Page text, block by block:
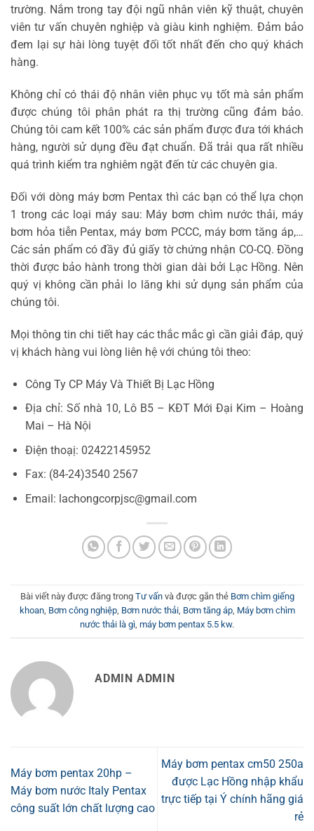
trường. Nắm trong tay đội ngũ nhân viên kỹ thuật, chuyên
viên tư vấn chuyên nghiệp và giàu kinh nghiệm. Đảm bảo
đem lại sự hài lòng tuyệt đối tốt nhất đến cho quý khách
hàng.
Không chỉ có thái độ nhân viên phục vụ tốt mà sản phẩm
được chúng tôi phân phát ra thị trường cũng đảm bảo.
Chúng tôi cam kết 100% các sản phẩm được đưa tới khách
hàng, người sử dụng đều đạt chuẩn. Đã trải qua rất nhiều
quá trình kiểm tra nghiêm ngặt đến từ các chuyên gia.
Đối với dòng máy bơm Pentax thì các bạn có thể lựa chọn
1 trong các loại máy sau: Máy bơm chìm nước thải, máy
bơm hỏa tiễn Pentax, máy bơm PCCC, máy bơm tăng áp,…
Các sản phẩm có đầy đủ giấy tờ chứng nhận CO-CQ. Đồng
thời được bảo hành trong thời gian dài bởi Lạc Hồng. Nên
quý vị không cần phải lo lăng khi sử dụng sản phẩm của
chúng tôi.
Mọi thông tin chi tiết hay các thắc mắc gì cần giải đáp, quý
vị khách hàng vui lòng liên hệ với chúng tôi theo:
Công Ty CP Máy Và Thiết Bị Lạc Hồng
Địa chỉ: Số nhà 10, Lô B5 – KĐT Mới Đại Kim – Hoàng
Mai – Hà Nội
Điện thoạị: 02422145952
Fax: (84-24)3540 2567
Email: lachongcorpjsc@gmail.com
Bài viết này được đăng trong Tư vấnvà được gắn thẻ Bơm chìm giếng
khoan, Bơm công nghiệp, Bơm nước thải, Bơm tăng áp, Máy bơm chìm
nước thải là gì, máy bơm pentax 5.5 kw.
ADMIN ADMIN
Máy bơm pentax 20hp –
Máy bơm nước Italy Pentax
công suất lớn chất lượng cao
Máy bơm pentax cm50 250a
được Lạc Hồng nhập khẩu
trực tiếp tại Ý chính hãng giá
rẻ